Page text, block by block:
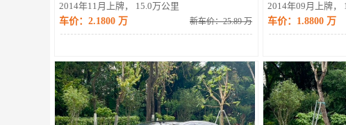
2014年11月上牌， 15.0万公里
车价：2.1800 万
新车价：25.89 万
2014年09月上牌，
车价：1.8800 万